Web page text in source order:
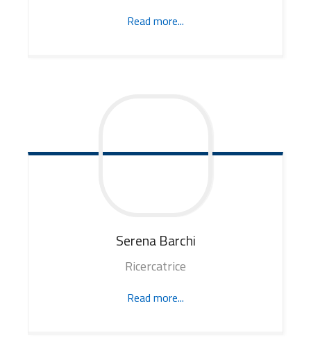
Read more...
Serena Barchi
Ricercatrice
Read more...